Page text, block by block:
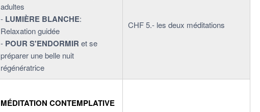
adultes
- LUMIÈRE BLANCHE:
Relaxation guidée
- POUR S'ENDORMIR et se
préparer une belle nuit
régénératrice
CHF 5.- les deux méditations
MÉDITATION CONTEMPLATIVE